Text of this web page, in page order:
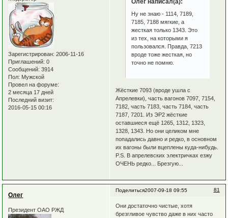
Зарегистрирован: 2006-11-16
Приглашений: 0
Сообщений: 3914
Пол: Мужской
Провел на форуме:
2 месяца 17 дней
Последний визит:
2016-05-15 00:16
Олег написал(а):
Ну не знаю - 1114, 7189,
7185, 7188 мягкие, а
жесткая только 1343. Это
из тех, на которыми я
пользовался. Правда, 7213
вроде тоже жесткая, но
точно не помню.
Жёсткие 7093 (вроде ушла с
Апрелевки), часть вагонов 7097, 7154,
7182, часть 7183, часть 7184, часть
7187, 7201. Из ЭР2 жёсткие
оставшиеся ещё 1265, 1312, 1323,
1328, 1343. Но они целиком мне
попадались давно и редко, в основном
их вагоны были вцеплены куда-нибудь.
P.S. В апрелевских электричках езжу
ОЧЕНЬ редко... Брезгую...
Поделиться 81
2007-09-18 09:55
Олег
Президент ОАО РЖД
Они достаточно чистые, хотя
брезгливое чувство даже в них часто